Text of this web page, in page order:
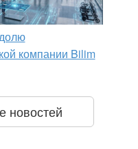
компании Bilim
новостей